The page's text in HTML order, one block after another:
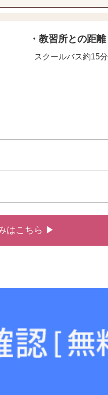
・教習所との距離
スクールバス約15分
はこちら ▶